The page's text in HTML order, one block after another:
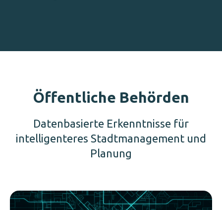
Öffentliche Behörden
Datenbasierte Erkenntnisse für
intelligenteres Stadtmanagement und
Planung